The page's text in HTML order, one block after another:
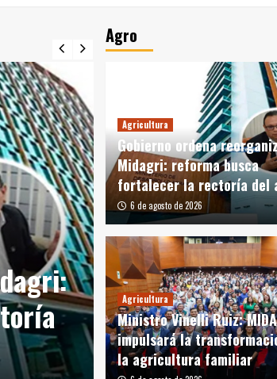
Agricultura
Ministro
impulsará la
agricultura
Agro
Agricultura
Gobierno ordena
Midagri: reforma busca
fortalecer la rectoría del
6 de agosto de 2026
Agricultura
Ministro Vinelli Ruiz:
impulsará la
la agricultura familiar